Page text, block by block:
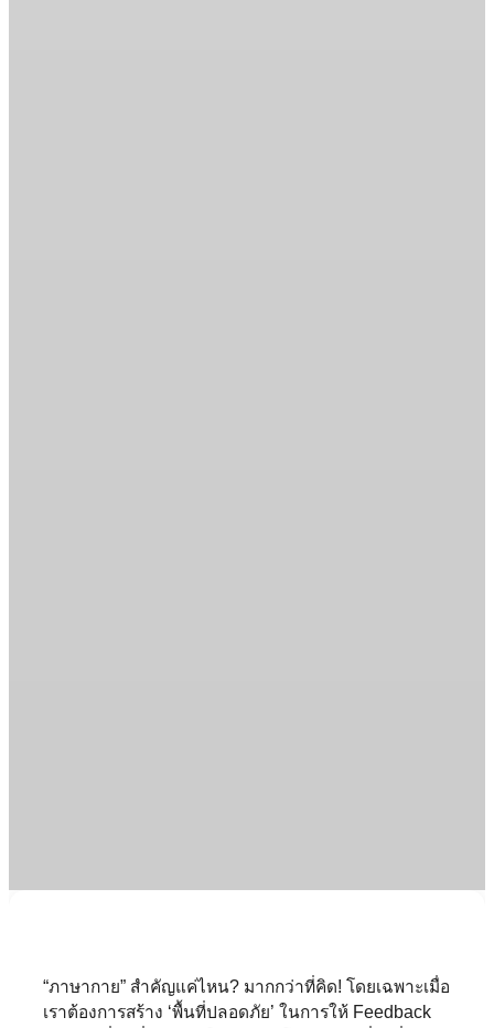
“ภาษากาย” สำคัญแค่ไหน? มากกว่าที่คิด! โดยเฉพาะเมื่อ
เราต้องการสร้าง ‘พื้นที่ปลอดภัย’ ในการให้ Feedback